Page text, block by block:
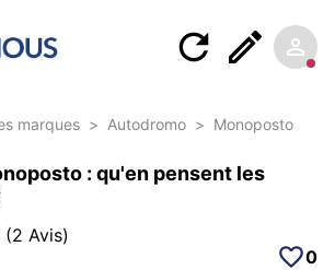
marques > Autodromo > Monoposto
: qu'en pensent les
(2 Avis)
0